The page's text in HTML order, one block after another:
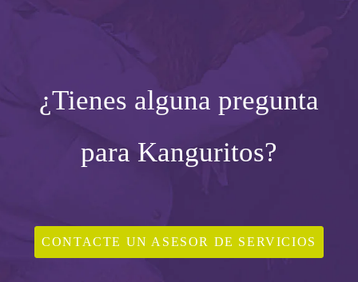
¿Tienes alguna pregunta
para Kanguritos?
CONTACTE UN ASESOR DE SERVICIOS